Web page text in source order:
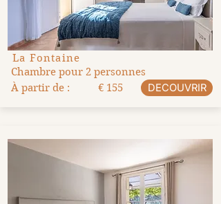
La Fontaine
Chambre pour 2 personnes
À partir de :
€ 155 DECOUVRIR